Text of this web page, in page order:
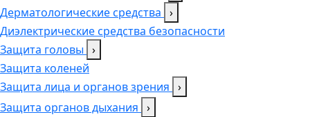
Дерматологические средства ›
Диэлектрические средства безопасности
Защита головы ›
Защита коленей
Защита лица и органов зрения ›
Защита органов дыхания ›